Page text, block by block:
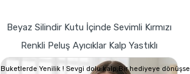
Beyaz Silindir Kutu İçinde Sevimli Kırmızı
Renkli Peluş Ayıcıklar Kalp Yastıklı
Buketlerde Yenilik ! Sevgi dolu kalp,Bir hediyeye dönüşse